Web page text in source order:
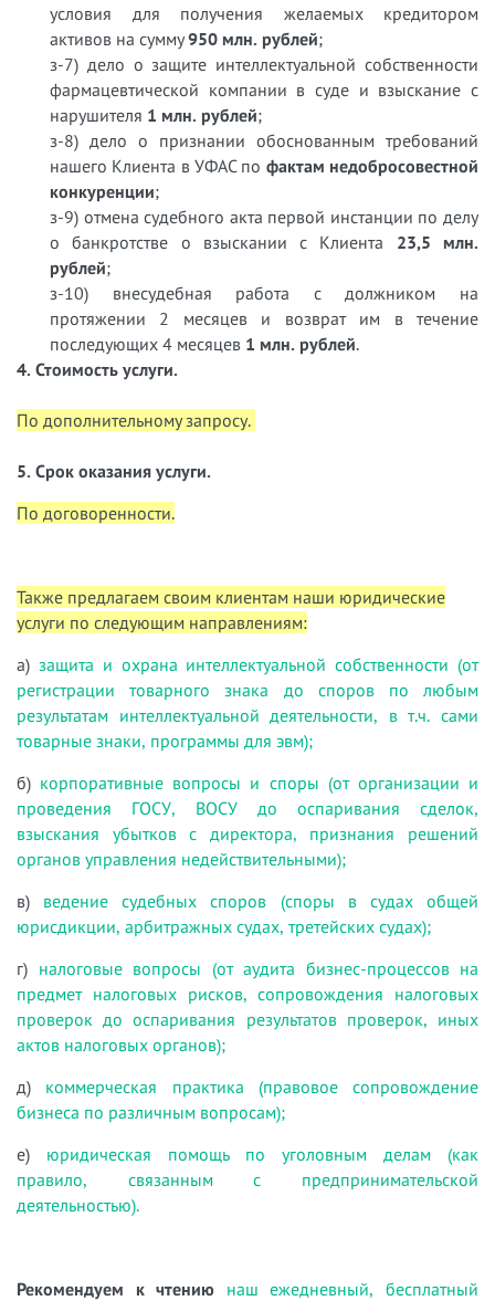
условия для получения желаемых кредитором
активов на сумму950 млн. рублей;
з-7) дело о защите интеллектуальной собственности
фармацевтической компании в суде и взыскание с
нарушителя 1 млн. рублей;
з-8) дело о признании обоснованным требований
нашего Клиента в УФАС по фактам недобросовестной
конкуренции;
з-9) отмена судебного акта первой инстанции по делу
о банкротстве о взыскании с Клиента 23,5 млн.
рублей;
з-10) внесудебная работа с должником на
протяжении 2 месяцев и возврат им в течение
последующих 4 месяцев 1 млн. рублей.
4. Стоимость услуги.
По дополнительному запросу.
5. Срок оказания услуги.
По договоренности.
Также предлагаем своим клиентам наши юридические
услуги по следующим направлениям:
а) защита и охрана интеллектуальной собственности (от
регистрации товарного знака до споров по любым
результатам интеллектуальной деятельности, в т.ч. сами
товарные знаки, программы для эвм);
б) корпоративные вопросы и споры (от организации и
проведения ГОСУ, ВОСУ до оспаривания сделок,
взыскания убытков с директора, признания решений
органов управления недействительными);
в) ведение судебных споров (споры в судах общей
юрисдикции, арбитражных судах, третейских судах);
г) налоговые вопросы (от аудита бизнес-процессов на
предмет налоговых рисков, сопровождения налоговых
проверок до оспаривания результатов проверок, иных
актов налоговых органов);
д) коммерческая практика (правовое сопровождение
бизнеса по различным вопросам);
е) юридическая помощь по уголовным делам (как
правило, связанным с предпринимательской
деятельностью).
Рекомендуем к чтению наш ежедневный, бесплатный